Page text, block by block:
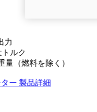
力
トルク
量（燃料を除く）
ー 製品詳細